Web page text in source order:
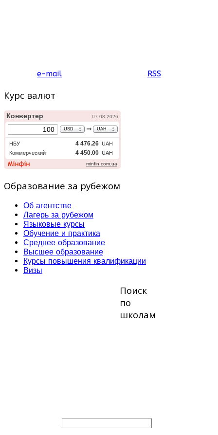
e-mail RSS
Курс валют
Образование за рубежом
Об агентстве
Лагерь за рубежом
Языковые курсы
Обучение и практика
Среднее образование
Высшее образование
Курсы повышения квалификации
Визы
Поиск
по
школам